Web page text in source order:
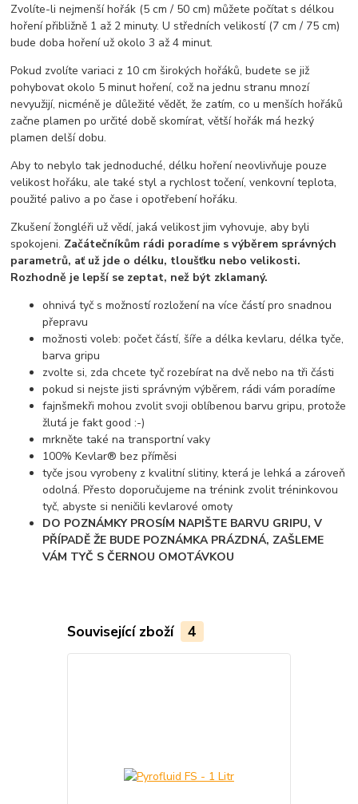
Zvolíte-li nejmenší hořák (5 cm / 50 cm) můžete počítat s délkou
hoření přibližně 1 až 2 minuty. U středních velikostí (7 cm / 75 cm)
bude doba hoření už okolo 3 až 4 minut.
Pokud zvolíte variaci z 10 cm širokých hořáků, budete se již
pohybovat okolo 5 minut hoření, což na jednu stranu mnozí
nevyužijí, nicméně je důležité vědět, že zatím, co u menších hořáků
začne plamen po určité době skomírat, větší hořák má hezký
plamen delší dobu.
Aby to nebylo tak jednoduché, délku hoření neovlivňuje pouze
velikost hořáku, ale také styl a rychlost točení, venkovní teplota,
použité palivo a po čase i opotřebení hořáku.
Zkušení žongléři už vědí, jaká velikost jim vyhovuje, aby byli
spokojeni. Začátečníkům rádi poradíme s výběrem správných
parametrů, ať už jde o délku, tloušťku nebo velikosti.
Rozhodně je lepší se zeptat, než být zklamaný.
ohnivá tyč s možností rozložení na více částí pro snadnou
přepravu
možnosti voleb: počet částí, šíře a délka kevlaru, délka tyče,
barva gripu
zvolte si, zda chcete tyč rozebírat na dvě nebo na tři části
pokud si nejste jisti správným výběrem, rádi vám poradíme
fajnšmekři mohou zvolit svoji oblíbenou barvu gripu, protože
žlutá je fakt good :-)
mrkněte také na transportní vaky
100% Kevlar® bez příměsi
tyče jsou vyrobeny z kvalitní slitiny, která je lehká a zároveň
odolná. Přesto doporučujeme na trénink zvolit tréninkovou
tyč, abyste si neničili kevlarové omoty
DO POZNÁMKY PROSÍM NAPIŠTE BARVU GRIPU, V
PŘÍPADĚ ŽE BUDE POZNÁMKA PRÁZDNÁ, ZAŠLEME
VÁM TYČ S ČERNOU OMOTÁVKOU
Související zboží 4